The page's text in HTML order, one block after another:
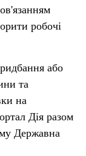
робочі
або
та
на
Дія разом
Державна